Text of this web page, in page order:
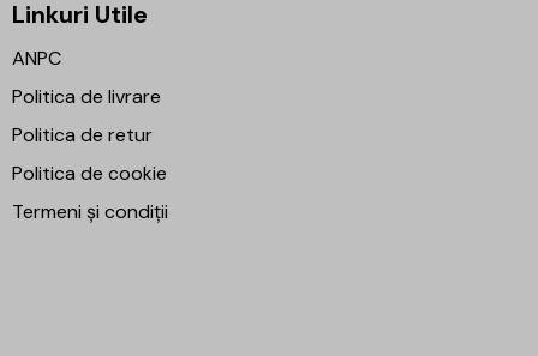
Linkuri Utile
ANPC
Politica de livrare
Politica de retur
Politica de cookie
Termeni și condiții